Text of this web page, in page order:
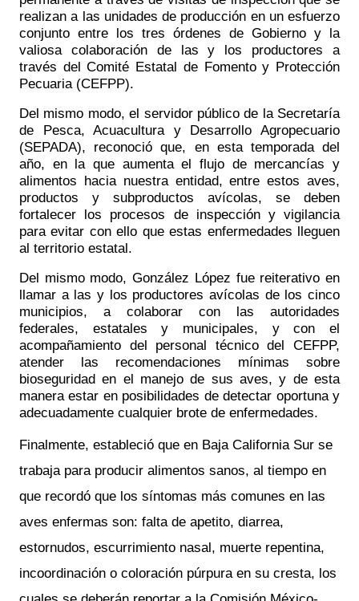
realizan a las unidades de producción en un esfuerzo
conjunto entre los tres órdenes de Gobierno y la
valiosa colaboración de las y los productores a
través del Comité Estatal de Fomento y Protección
Pecuaria (CEFPP).
Del mismo modo, el servidor público de la Secretaría
de Pesca, Acuacultura y Desarrollo Agropecuario
(SEPADA), reconoció que, en esta temporada del
año, en la que aumenta el flujo de mercancías y
alimentos hacia nuestra entidad, entre estos aves,
productos y subproductos avícolas, se deben
fortalecer los procesos de inspección y vigilancia
para evitar con ello que estas enfermedades lleguen
al territorio estatal.
Del mismo modo, González López fue reiterativo en
llamar a las y los productores avícolas de los cinco
municipios, a colaborar con las autoridades
federales, estatales y municipales, y con el
acompañamiento del personal técnico del CEFPP,
atender las recomendaciones mínimas sobre
bioseguridad en el manejo de sus aves, y de esta
manera estar en posibilidades de detectar oportuna y
adecuadamente cualquier brote de enfermedades.
Finalmente, estableció que en Baja California Sur se
trabaja para producir alimentos sanos, al tiempo en
que recordó que los síntomas más comunes en las
aves enfermas son: falta de apetito, diarrea,
estornudos, escurrimiento nasal, muerte repentina,
incoordinación o coloración púrpura en su cresta, los